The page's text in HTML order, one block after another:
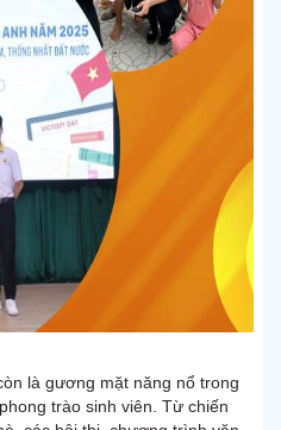
là gương mặt năng nổ trong
trào sinh viên. Từ chiến